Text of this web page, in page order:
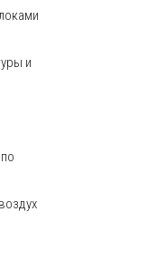
и